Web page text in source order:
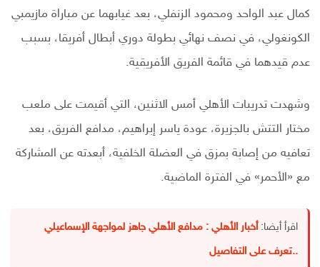
كمال عبد الواحد ومحمود الزنفلي، بعد غيابهما عن مباراة مازيمبي
الكونغولي، في نصف نهائي بطولة دوري أبطال أفريقا، بسبب
عدم قيدهما في قائمة الفريق الأفريقية.
وشهدت تدريبات الأهلي أمس الاثنين، التي أقيمت على ملعب
مختار التتش بالجزيرة، عودة ياسر إبراهيم، مدافع الفريق، بعد
تعافيه من إصابة بمزق في ‏العضلة الخلفية، أبعدته عن المشاركة
مع «الأحمر» في الفترة الماضية.‏
اقرأ أيضا: أخبار الأهلي : مدافع الأهلي جاهز لمواجهة الإسماعيلي
..تعرف على التفاصيل